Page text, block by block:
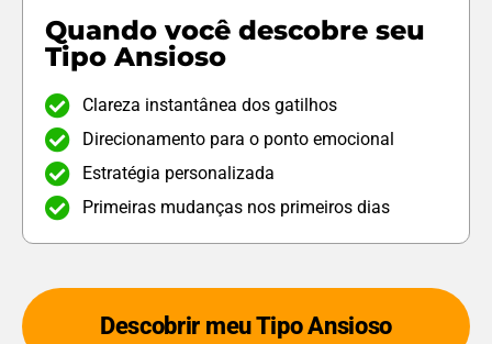
Quando você descobre seu
Tipo Ansioso
Clareza instantânea dos gatilhos
Direcionamento para o ponto emocional
Estratégia personalizada
Primeiras mudanças nos primeiros dias
Descobrir meu Tipo Ansioso